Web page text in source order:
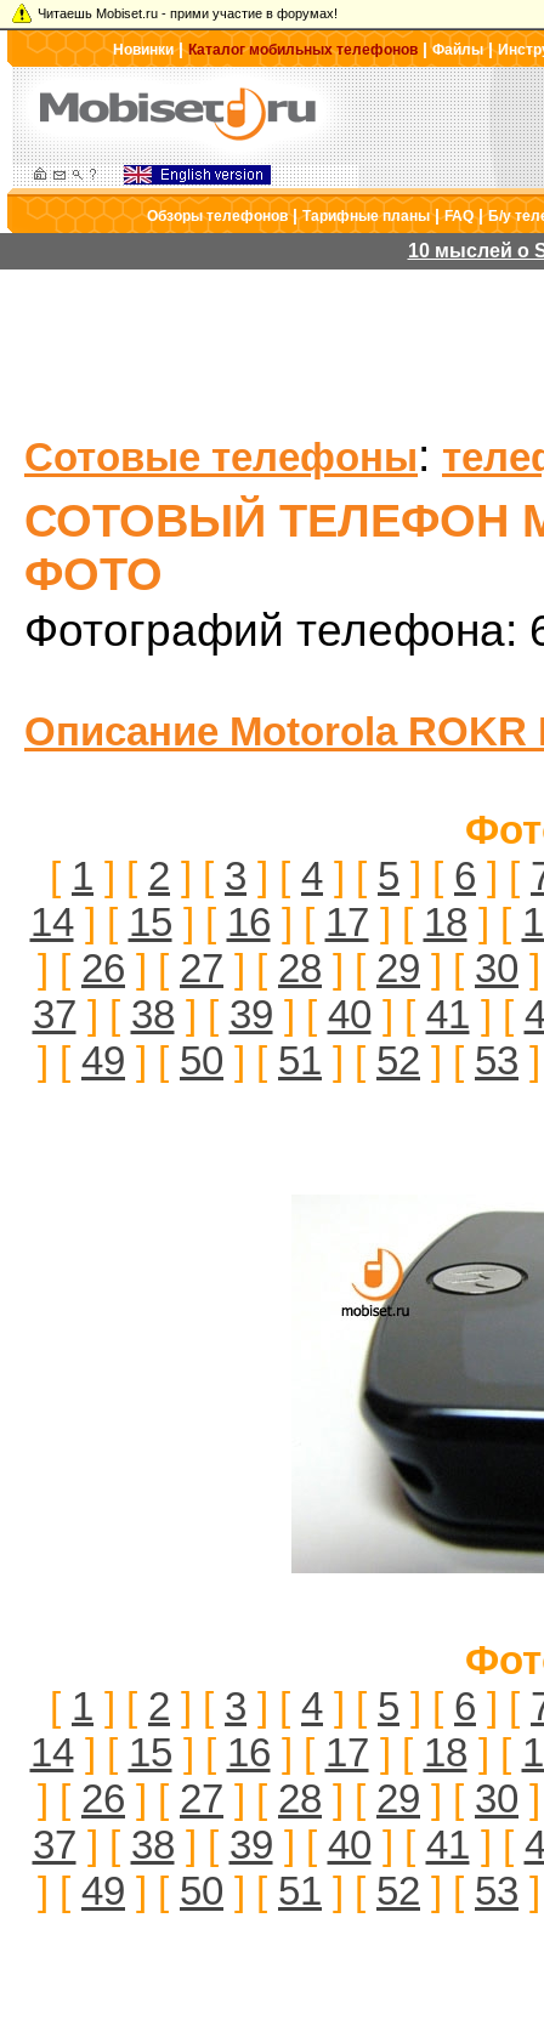
Читаешь Mobiset.ru - прими участие в форумах!
Новинки|Каталог мобильных телефонов |Файлы|
Обзоры телефонов|Тарифные планы|FAQ|Б/у
10 мыслей о
Сотовые телефоны:
СОТОВЫЙ ТЕЛЕФОН
ФОТО
Фотографий телефона:
Описание Motorola ROKR
[ 1 ] [ 2 ] [ 3 ] [ 4 ] [ 5 ] [ 6 ] [
14] [ 15 ] [ 16 ] [ 17 ] [ 18 ] [
] [ 26 ] [ 27 ] [ 28 ] [ 29 ] [ 30
37 ] [ 38 ] [ 39 ] [ 40 ] [ 41 ] [
] [ 49 ] [ 50 ] [ 51 ] [ 52 ] [ 53
[ 1 ] [ 2 ] [ 3 ] [ 4 ] [ 5 ] [ 6 ] [
14] [ 15 ] [ 16 ] [ 17 ] [ 18 ] [
] [ 26 ] [ 27 ] [ 28 ] [ 29 ] [ 30
37 ] [ 38 ] [ 39 ] [ 40 ] [ 41 ] [
] [ 49 ] [ 50 ] [ 51 ] [ 52 ] [ 53